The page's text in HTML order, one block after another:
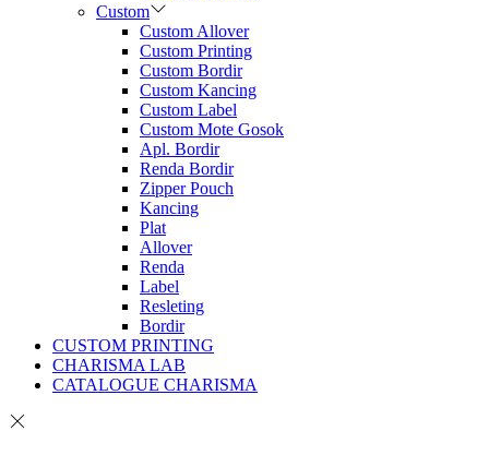
Custom
Custom Allover
Custom Printing
Custom Bordir
Custom Kancing
Custom Label
Custom Mote Gosok
Apl. Bordir
Renda Bordir
Zipper Pouch
Kancing
Plat
Allover
Renda
Label
Resleting
Bordir
CUSTOM PRINTING
CHARISMA LAB
CATALOGUE CHARISMA